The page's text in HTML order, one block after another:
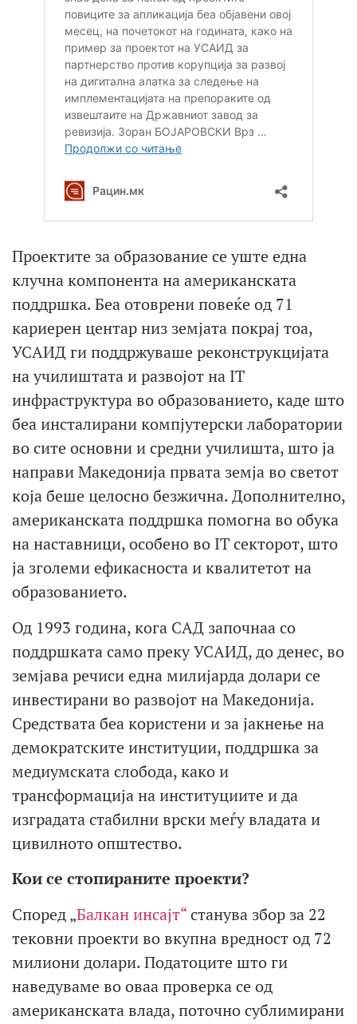
Проектите за образование се уште една
клучна компонента на американската
поддршка. Беа отоврени повеќе од 71
кариерен центар низ земјата покрај тоа,
УСАИД ги поддржуваше реконструкцијата
на училиштата и развојот на IT
инфраструктура во образованието, каде што
беа инсталирани компјутерски лаборатории
во сите основни и средни училишта, што ја
направи Македонија првата земја во светот
која беше целосно безжична. Дополнително,
американската поддршка помогна во обука
на наставници, особено во IT секторот, што
ја зголеми ефикасноста и квалитетот на
образованието.
Од 1993 година, кога САД започнаа со
поддршката само преку УСАИД, до денес, во
земјава речиси една милијарда долари се
инвестирани во развојот на Македонија.
Средствата беа користени и за јакнење на
демократските институции, поддршка за
медиумската слобода, како и
трансформација на институциите и да
изградата стабилни врски меѓу владата и
цивилното општество.
Кои се стопираните проекти?
Според „Балкан инсајт“станува збор за 22
тековни проекти во вкупна вредност од 72
милиони долари. Податоците што ги
наведуваме во оваа проверка се од
американската влада, поточно сублимирани